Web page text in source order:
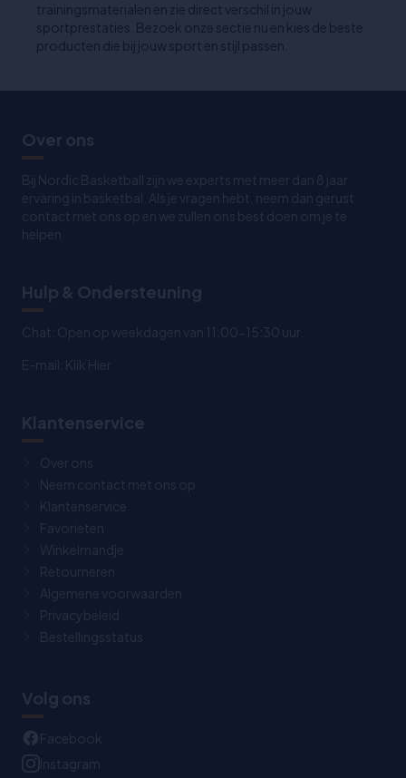
trainingsmaterialen en zie direct verschil in jouw
sportprestaties. Bezoek onze sectie nu en kies de beste
producten die bij jouw sport en stijl passen.
Over ons
Bij Nordic Basketball zijn we experts met meer dan 8 jaar
ervaring in basketbal. Als je vragen hebt, neem dan gerust
contact met ons op en we zullen ons best doen om je te
helpen
Hulp & Ondersteuning
Chat: Open op weekdagen van 11:00-15:30 uur.
E-mail: Klik Hier
Klantenservice
Over ons
Neem contact met ons op
Klantenservice
Favorieten
Winkelmandje
Retourneren
Algemene voorwaarden
Privacybeleid
Bestellingsstatus
Volg ons
Facebook
Instagram